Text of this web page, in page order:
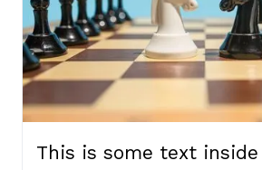
This is some text